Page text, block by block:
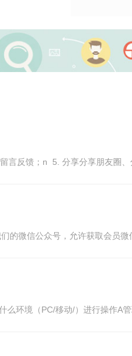
反馈；n 5. 分享分享朋友圈、
微信公众号，允许获取会员微
么环境（PC/移动/）进行操作A